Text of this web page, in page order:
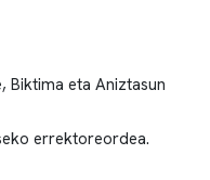
Biktima eta Aniztasun
errektoreordea.